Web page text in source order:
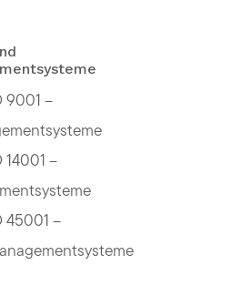
9001 –
–
45001 –